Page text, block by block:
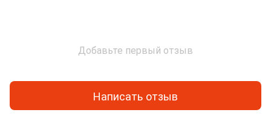
Добавьте первый отзыв
Написать отзыв